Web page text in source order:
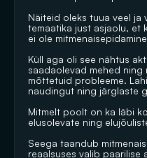
Näiteid oleks tuua veel ja
temaatika just asjaolu, et
ei ole
Küll aga oli see nähtus
saadaolevad mehed
mõttetuid probleeme.
naudingut ning järglaste
Mitmelt poolt on ka läbi
elusolevate ning
Seega taandub
reaalsuses valib paarilise